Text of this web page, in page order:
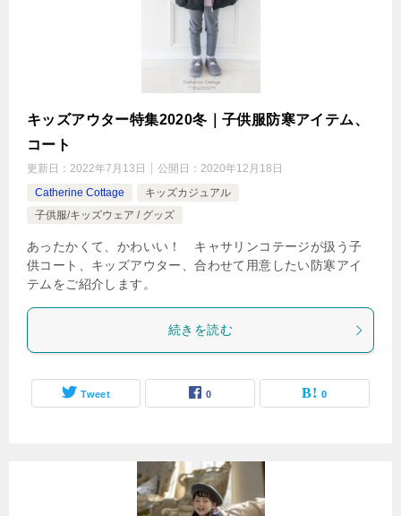
キッズアウター特集2020冬｜子供服防寒アイテム、
コート
更新日： 2022年7月13日 公開日： 2020年12月18日
Catherine Cottage
キッズカジュアル
子供服/キッズウェア / グッズ
あったかくて、かわいい！ キャサリンコテージが扱う子
供コート、キッズアウター、合わせて用意したい防寒アイ
テムをご紹介します。
続きを読む
Tweet 0 0